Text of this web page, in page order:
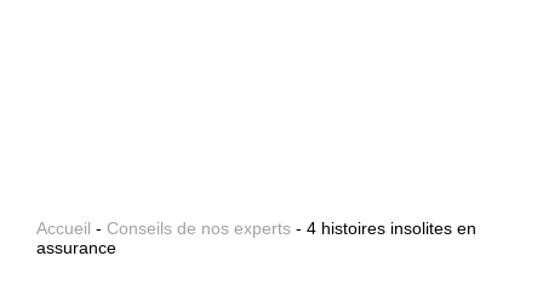
Accueil - Conseils de nos experts - 4 histoires insolites en
assurance